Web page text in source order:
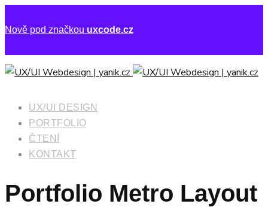
Nově pod značkou uxcode.cz
UX/UI DESIGN
PORTFOLIO
ČTENÍ
KONTAKT
Portfolio Metro Layout